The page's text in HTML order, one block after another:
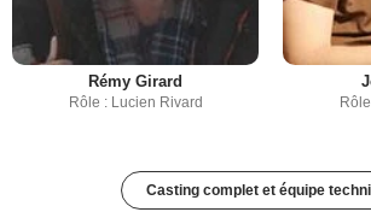
Rémy Girard
Rôle : Lucien Rivard
Casting complet et équipe